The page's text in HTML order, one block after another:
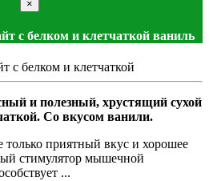
×
с белком и клетчаткой ваниль
и полезный, хрустящий сухой
Со вкусом ванили.
только приятный вкус и хорошее
стимулятор мышечной
...